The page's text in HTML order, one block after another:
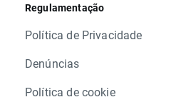
Regulamentação
Política de Privacidade
Denúncias
Política de cookie